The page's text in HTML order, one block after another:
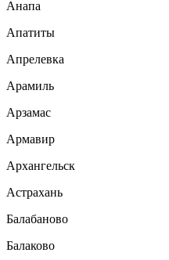
Анапа
Апатиты
Апрелевка
Арамиль
Арзамас
Армавир
Архангельск
Астрахань
Балабаново
Балаково